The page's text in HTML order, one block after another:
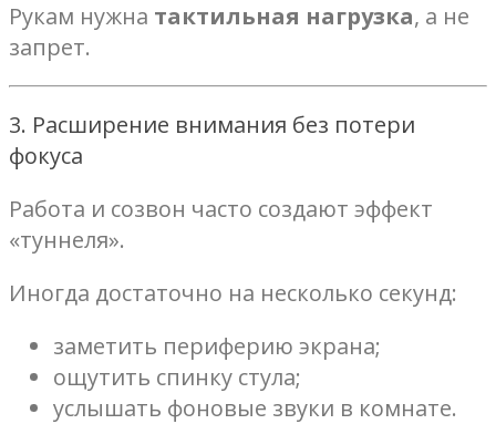
Рукам нужна тактильная нагрузка, а не
запрет.
3. Расширение внимания без потери
фокуса
Работа и созвон часто создают эффект
«туннеля».
Иногда достаточно на несколько секунд:
заметить периферию экрана;
ощутить спинку стула;
услышать фоновые звуки в комнате.